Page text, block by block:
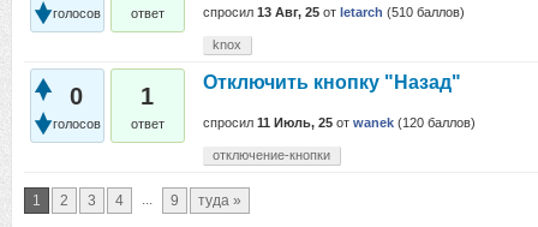
голосов ответ спросил 13 Авг, 25 от letarch (510 баллов)
knox
0
голосов
1
ответ
Отключить кнопку "Назад"
спросил 11 Июль, 25 от wanek (120 баллов)
отключение-кнопки
1 2 3 4 ... 9 туда »